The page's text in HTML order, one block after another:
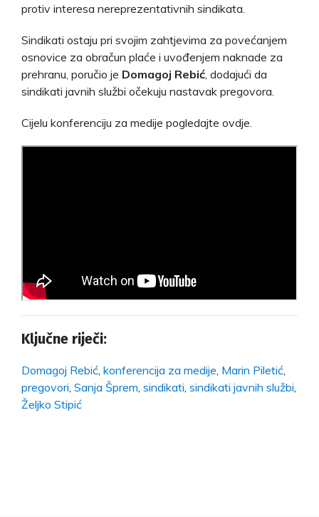
protiv interesa nereprezentativnih sindikata.
Sindikati ostaju pri svojim zahtjevima za povećanjem
osnovice za obračun plaće i uvođenjem naknade za
prehranu, poručio je Domagoj Rebić , dodajući da
sindikati javnih službi očekuju nastavak pregovora.
Cijelu konferenciju za medije pogledajte ovdje.
Ključne riječi:
Domagoj Rebić konferencija za medije Marin Piletić
pregovori Sanja Šprem sindikati sindikati javnih službi
Željko Stipić